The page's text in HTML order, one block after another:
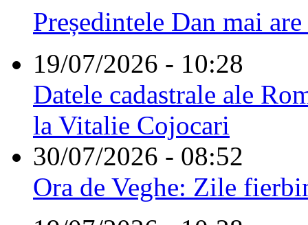
Președintele Dan mai
19/07/2026 - 10:28
Datele cadastrale ale
la Vitalie Cojocari
30/07/2026 - 08:52
Ora de Veghe: Zile